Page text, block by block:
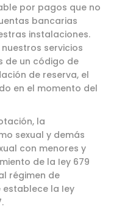
por pagos que no
bancarias
instalaciones.
servicios
de un código de
de reserva, el
en el momento del
la
sexual y demás
con menores y
de la Iey 679
régimen de
la Iey